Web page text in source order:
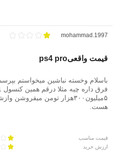
mohammad.1997
قیمت واقعیps4 pro
باسلام وخسته نباشین میخواستم
۵میلیون‌۳۰۰هزار تومن
هست.
قیمت مناسب
ارزش خرید